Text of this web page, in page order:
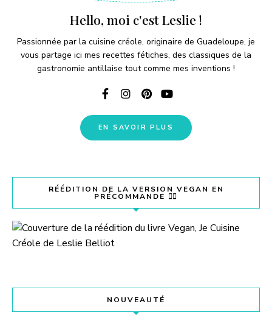
Hello, moi c'est Leslie !
Passionnée par la cuisine créole, originaire de Guadeloupe, je
vous partage ici mes recettes fétiches, des classiques de la
gastronomie antillaise tout comme mes inventions !
EN SAVOIR PLUS
RÉÉDITION DE LA VERSION VEGAN EN
PRÉCOMMANDE 👇🏽
NOUVEAUTÉ